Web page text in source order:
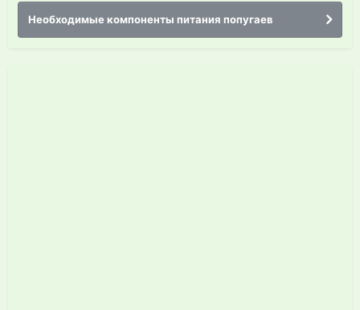
Необходимые компоненты питания попугаев